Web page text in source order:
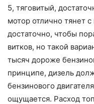
5, тяговитый,
мотор отлично тянет
достаточно, чтобы
витков, но такой
тысяч дороже
принципе, дизель
бензинового
ощущается. Расход